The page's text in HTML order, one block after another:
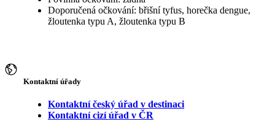
Doporučená očkování: břišní tyfus, horečka dengue,
žloutenka typu A, žloutenka typu B
Kontaktní úřady
Kontaktní český úřad v destinaci
Kontaktní cizí úřad v ČR